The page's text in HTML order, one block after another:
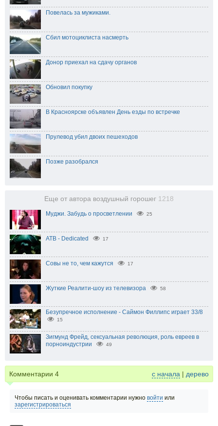
Повелась за мужиками.
Сбил мотоциклиста насмерть
Донор приехал на сдачу органов
Обновил покупку
В Красноярске объявлен День езды по встречке
Прулевод убил двоих пешеходов
Позже разобрался
Еще от автора воздушный горошег 1218
Муджи. Забудь о просветлении 25
ATB - Dedicated 17
Совы не то, чем кажутся 17
Жуткие Реалити-шоу из телевизора 58
Безупречное исполнение - Саймон Филлипс играет 33/8
15
Зигмунд Фрейд, сексуальная революция, роль евреев в
порноиндустрии
49
Комментарии 4 с начала | дерево
Чтобы писать и оценивать комментарии нужно войти или
зарегистрироваться